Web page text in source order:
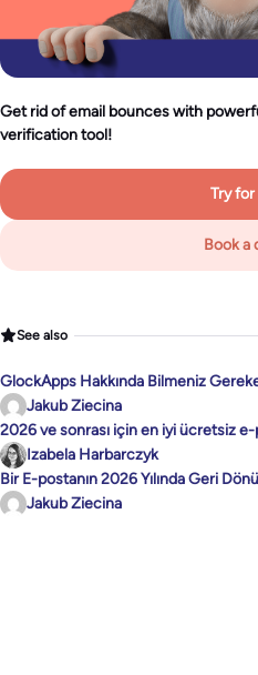
Get rid of email bounces with
verification tool!
Try
Book a
See also
GlockApps Hakkında Bilmeniz
Jakub Ziecina
2026 ve sonrası için en iyi ücretsiz
Izabela Harbarczyk
Bir E-postanın 2026 Yılında Geri
Jakub Ziecina